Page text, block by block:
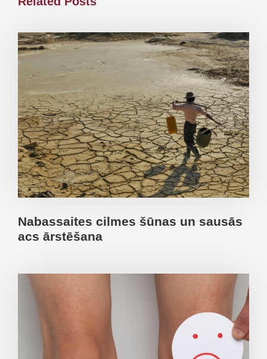
Nabassaites cilmes šūnas un sausās
acs ārstēšana